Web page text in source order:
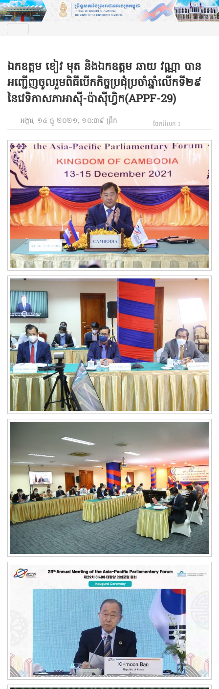
ឯកឧត្តម ខៀវ មុត និងឯកឧត្តម ឆាយ វណ្ណា​ បាន
អញ្ជើញចូលរួមពិធីបើកកិច្ចប្រជុំប្រចាំឆ្នាំលើកទី២៩
នៃវេទិកាសភាអាស៊ី-ប៉ាស៊ីហ្វិក(APPF-29)
អង្គារ, ១៤ ធ្នូ ២០២១, ១០:៣៩ ព្រឹក ចែករំលែក ៖